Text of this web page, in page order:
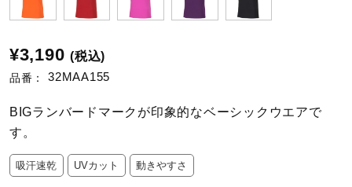
卓球
¥3,190 (税込)
品番： 32MAA155
BIGランバードマークが印象的なベーシックウエアで
す。
吸汗速乾 UVカット 動きやすさ